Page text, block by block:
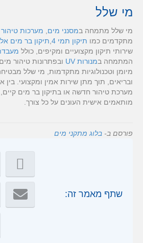
מי שלל
מי שלל מתמחה במסנני מים מערכות
מתקדמים כמו תיקון תמי 4 תיקון בר מים
שירותי תיקון מקצועיים ומקיפים, כולל מעבדת
המתמחה במנורות UV
ובפתרונות טיהור
מיומן וטכנולוגיות מתקדמות, מי שלל
ובריאים, תוך מתן שירות אמין ומקצועי.
מערכת טיהור חדשה או בתיקון בר מים
מותאמים אישית העונים על כל צורך.
פורסם ב- בלוג מתקני מים
שתף מאמר זה: